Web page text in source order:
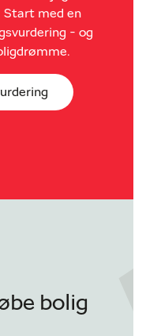
Start med en
- og
bolig